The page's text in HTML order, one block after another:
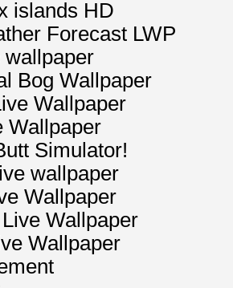
islands HD
Forecast LWP
wallpaper
Bog Wallpaper
Wallpaper
Wallpaper
Simulator!
wallpaper
Wallpaper
Wallpaper
Wallpaper